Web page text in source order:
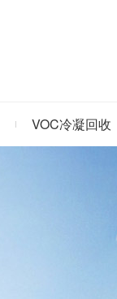
VOC冷凝回收